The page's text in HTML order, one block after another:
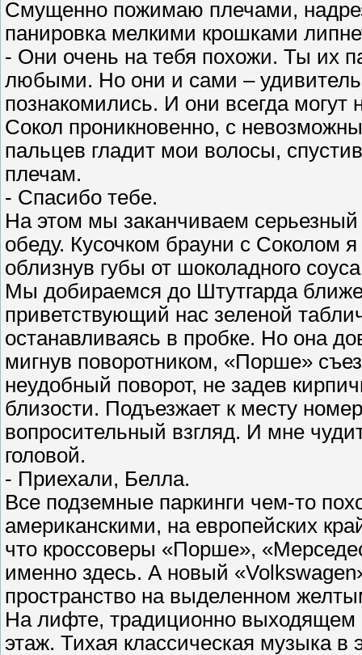
Смущенно пожимаю плечами,
панировка мелкими крошками
- Они очень на тебя похожи. Ты их
любыми. Но они и сами –
познакомились. И они всегда
Сокол проникновенно, с
пальцев гладит мои волосы,
плечам.
- Спасибо тебе.
На этом мы заканчиваем серьезный
обеду. Кусочком брауни с Соколом
облизнув губы от шоколадного
Мы добираемся до Штутгарда
приветствующий нас зеленой
останавливаясь в пробке. Но она
мигнув поворотником, «Порше»
неудобный поворот, не задев
близости. Подъезжает к месту
вопросительный взгляд. И мне
головой.
- Приехали, Белла.
Все подземные паркинги чем-то
американскими, на европейских
что кроссоверы «Порше»,
именно здесь. А новый
пространство на выделенном
На лифте, традиционно выходящем
этаж. Тихая классическая музыка в